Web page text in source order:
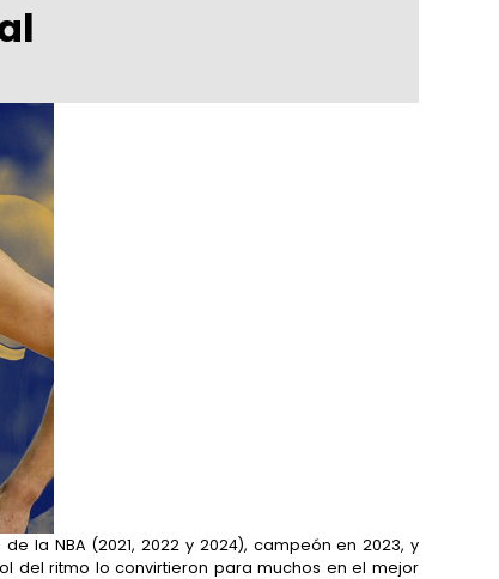
la NBA (2021, 2022 y 2024), campeón en 2023, y
del ritmo lo convirtieron para muchos en el mejor